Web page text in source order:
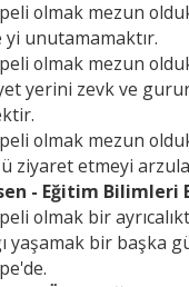
olmak mezun
yi unutamamaktır.
olmak mezun
yerini zevk ve
olmak mezun
ziyaret etmeyi
- Eğitim Bilimleri
olmak bir
yaşamak bir başka